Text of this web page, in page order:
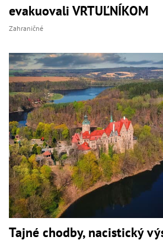
evakuovali VRTUĽNÍKOM
Zahraničné
Tajné chodby, nacistický